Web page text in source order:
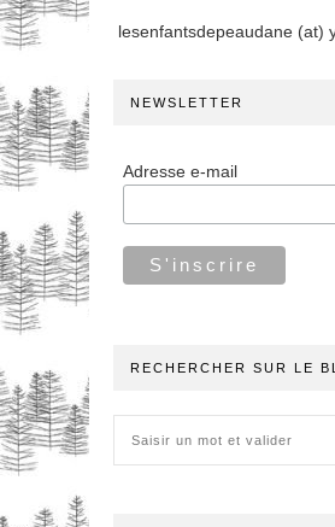
lesenfantsdepeaudane (at)
NEWSLETTER
Adresse e-mail
RECHERCHER SUR LE